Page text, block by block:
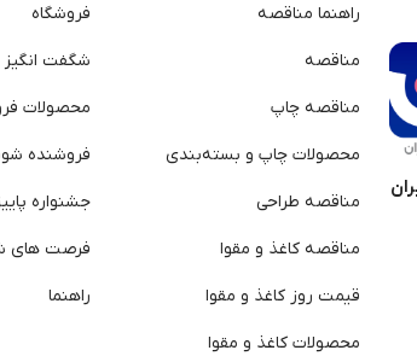
راهنما مناقصه
مناقصه
مناقصه چاپ
محصولات چاپ و بسته‌بندی
مناقصه طراحی
مناقصه کاغذ و مقوا
قیمت روز کاغذ و مقوا
محصولات کاغذ و مقوا
فروشگاه
شگفت انگیز
محصولات
فروشنده
جشنواره
فرصت های
راهنما